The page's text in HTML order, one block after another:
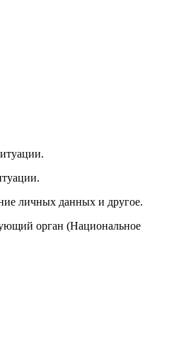
личных данных и другое.
орган (Национальное